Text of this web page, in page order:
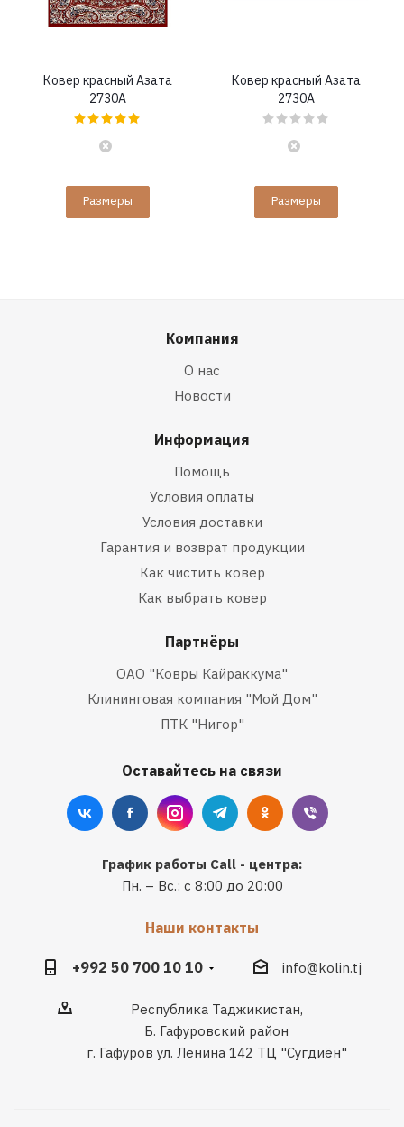
Ковер красный Азата
2730A
Размеры
Ковер красный Азата
2730A
Размеры
Компания
О нас
Новости
Информация
Помощь
Условия оплаты
Условия доставки
Гарантия и возврат продукции
Как чистить ковер
Как выбрать ковер
Партнёры
ОАО "Ковры Кайраккума"
Клининговая компания "Мой Дом"
ПТК "Нигор"
Оставайтесь на связи
График работы Call - центра:
Пн. – Вс.: с 8:00 до 20:00
Наши контакты
+992 50 700 10 10 info@kolin.tj
Республика Таджикистан,
Б. Гафуровский район
г. Гафуров ул. Ленина 142 ТЦ "Сугдиён"